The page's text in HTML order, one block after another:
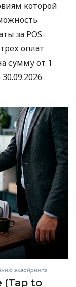
которой
за POS-
оплат
сумму от 1
эквайринга
(Tap to